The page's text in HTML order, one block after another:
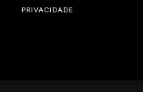
PRIVACIDADE